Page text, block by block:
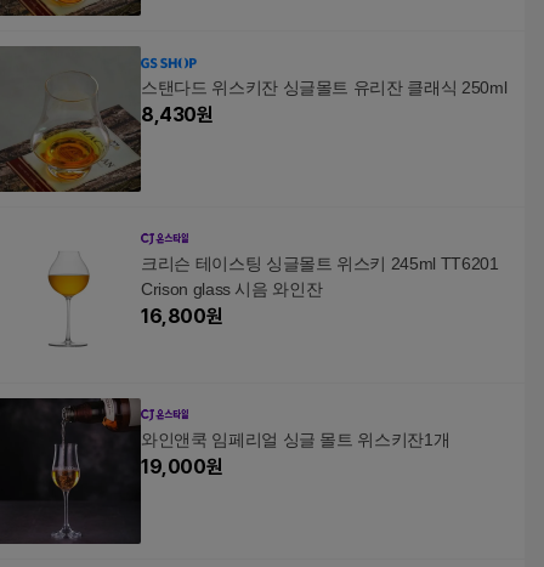
스탠다드 위스키잔 싱글몰트 유리잔 클래식 250ml
8,430원
크리슨 테이스팅 싱글몰트 위스키 245ml TT6201
Crison glass 시음 와인잔
16,800원
와인앤쿡 임페리얼 싱글 몰트 위스키잔1개
19,000원